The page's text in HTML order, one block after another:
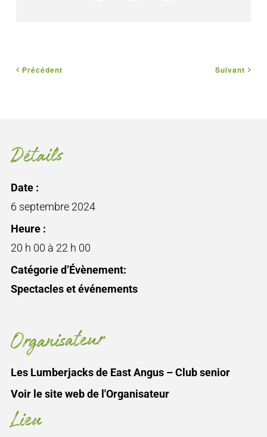
Précédent Suivant
Détails
Date :
6 septembre 2024
Heure :
20 h 00 à 22 h 00
Catégorie d’Évènement:
Spectacles et événements
Lieu
Organisateur
Les Lumberjacks de East Angus – Club senior
Voir le site web de l'Organisateur